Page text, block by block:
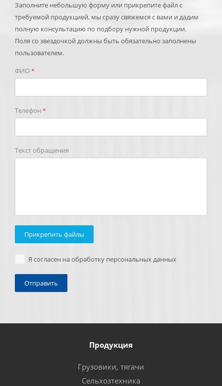
Заполните небольшую форму или прикрепите файл с
требуемой продукцией, мы сразу свяжемся с вами и дадим
полную консультацию по подбору нужной продукции.
Поля со звездочкой должны быть обязательно заполнены
пользователем.
ФИО*
Телефон *
Текст обращения
Прикрепить файлы
Я согласен на обработку персональных данных
Продукция
Грузовики, тягачи
Сельхозтехника